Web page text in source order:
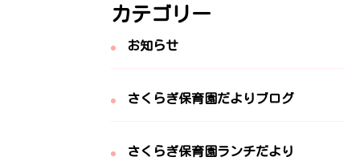
カテゴリー
お知らせ
さくらぎ保育園だよりブログ
さくらぎ保育園ランチだより